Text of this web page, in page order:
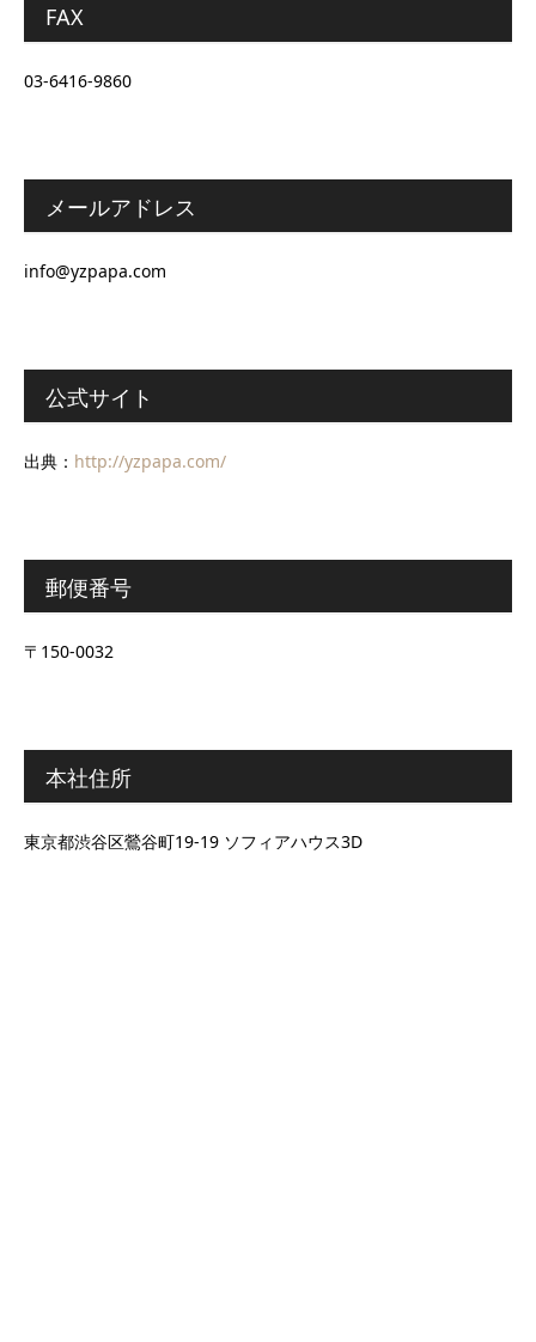
FAX
03-6416-9860
メールアドレス
info@yzpapa.com
公式サイト
出典： http://yzpapa.com/
郵便番号
〒150-0032
本社住所
東京都渋谷区鶯谷町19-19 ソフィアハウス3D